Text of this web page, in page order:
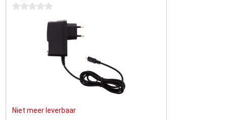
0 sterren
Niet meer leverbaar